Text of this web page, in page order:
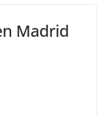
Madrid